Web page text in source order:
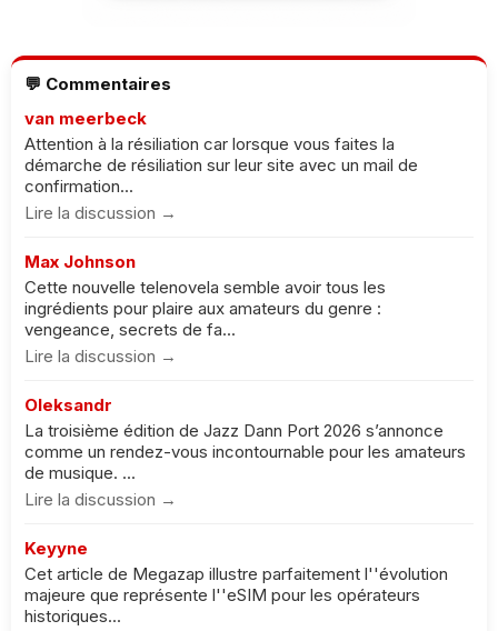
💬 Commentaires
van meerbeck
Attention à la résiliation car lorsque vous faites la
démarche de résiliation sur leur site avec un mail de
confirmation...
Lire la discussion →
Max Johnson
Cette nouvelle telenovela semble avoir tous les
ingrédients pour plaire aux amateurs du genre :
vengeance, secrets de fa...
Lire la discussion →
Oleksandr
La troisième édition de Jazz Dann Port 2026 s’annonce
comme un rendez-vous incontournable pour les amateurs
de musique. ...
Lire la discussion →
Keyyne
Cet article de Megazap illustre parfaitement l''évolution
majeure que représente l''eSIM pour les opérateurs
historiques...